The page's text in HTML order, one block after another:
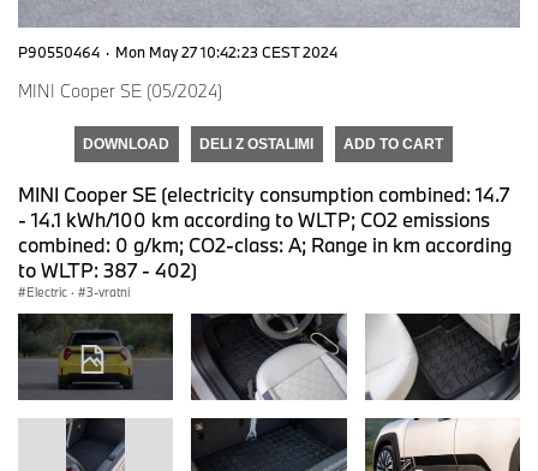
P90550464 · Mon May 27 10:42:23 CEST 2024
MINI Cooper SE (05/2024)
DOWNLOAD DELI Z OSTALIMI ADD TO CART
MINI Cooper SE (electricity consumption combined: 14.7
- 14.1 kWh/100 km according to WLTP; CO2 emissions
combined: 0 g/km; CO2-class: A; Range in km according
to WLTP: 387 - 402)
Electric · 3-vratni